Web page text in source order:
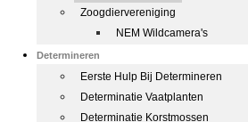
Zoogdiervereniging
NEM Wildcamera's
Determineren
Eerste Hulp Bij Determineren
Determinatie Vaatplanten
Determinatie Korstmossen